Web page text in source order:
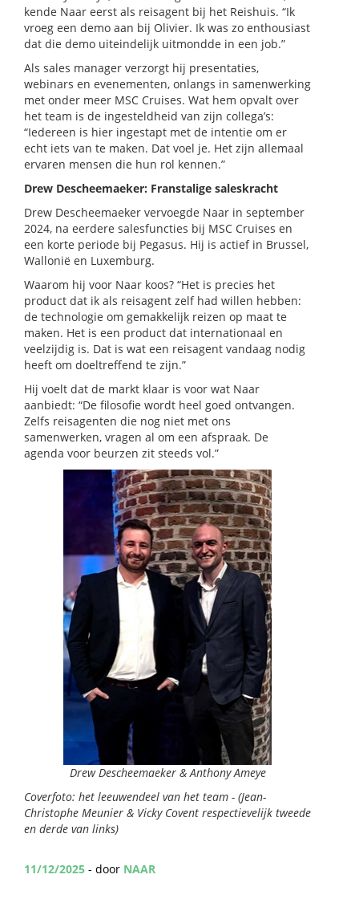
kende Naar eerst als reisagent bij het Reishuis. “Ik
vroeg een demo aan bij Olivier. Ik was zo enthousiast
dat die demo uiteindelijk uitmondde in een job.”
Als sales manager verzorgt hij presentaties,
webinars en evenementen, onlangs in samenwerking
met onder meer MSC Cruises. Wat hem opvalt over
het team is de ingesteldheid van zijn collega’s:
“Iedereen is hier ingestapt met de intentie om er
echt iets van te maken. Dat voel je. Het zijn allemaal
ervaren mensen die hun rol kennen.”
Drew Descheemaeker: Franstalige saleskracht
Drew Descheemaeker vervoegde Naar in september
2024, na eerdere salesfuncties bij MSC Cruises en
een korte periode bij Pegasus. Hij is actief in Brussel,
Wallonië en Luxemburg.
Waarom hij voor Naar koos? “Het is precies het
product dat ik als reisagent zelf had willen hebben:
de technologie om gemakkelijk reizen op maat te
maken. Het is een product dat internationaal en
veelzijdig is. Dat is wat een reisagent vandaag nodig
heeft om doeltreffend te zijn.”
Hij voelt dat de markt klaar is voor wat Naar
aanbiedt: “De filosofie wordt heel goed ontvangen.
Zelfs reisagenten die nog niet met ons
samenwerken, vragen al om een afspraak. De
agenda voor beurzen zit steeds vol.”
Drew Descheemaeker & Anthony Ameye
Coverfoto: het leeuwendeel van het team - (Jean-
Christophe Meunier & Vicky Covent respectievelijk tweede
en derde van links)
11/12/2025 - door NAAR